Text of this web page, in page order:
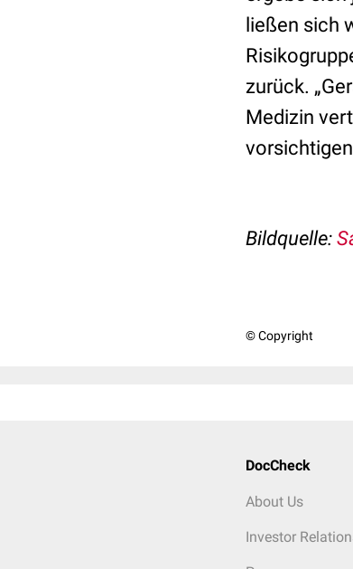
ließen sich
zurück.
Medizin
Bildquelle:
© Copyright
DocCheck
About Us
Investor